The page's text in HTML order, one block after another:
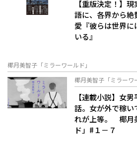
【重版決定！】
語に、各界から
愛『彼らは世界に
いる』
椰月美智子「ミラーワールド」
椰月美智子「ミラーワ
【連載小説】女
話。女が外で稼い
れが上等。 椰月
ド」#１－７